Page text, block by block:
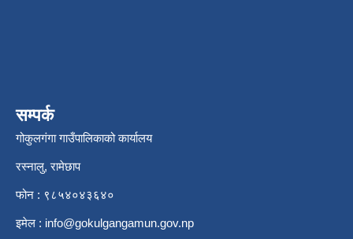
सम्पर्क
गोकुलगंगा गाउँपालिकाको कार्यालय
रस्नालु, रामेछाप
फोन : ९८५४०४३६४०
इमेल : info@gokulgangamun.gov.np